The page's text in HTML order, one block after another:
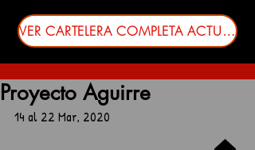
VER CARTELERA COMPLETA ACTUALIZADA
Proyecto Aguirre
14 al 22 Mar, 2020